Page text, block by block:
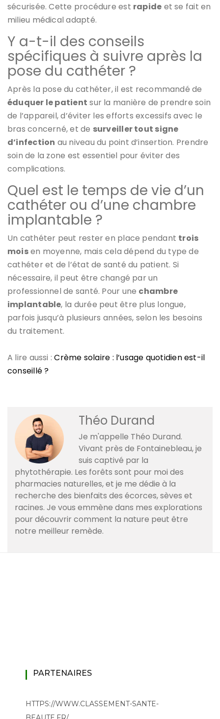
sécurisée. Cette procédure est rapide et se fait en
milieu médical adapté.
Y a-t-il des conseils
spécifiques à suivre après la
pose du cathéter ?
Après la pose du cathéter, il est recommandé de
éduquer le patient sur la manière de prendre soin
de l’appareil, d’éviter les efforts excessifs avec le
bras concerné, et de surveiller tout signe
d’infection au niveau du point d’insertion. Prendre
soin de la zone est essentiel pour éviter des
complications.
Quel est le temps de vie d’un
cathéter ou d’une chambre
implantable ?
Un cathéter peut rester en place pendant trois
moisen moyenne, mais cela dépend du type de
cathéter et de l’état de santé du patient. Si
nécessaire, il peut être changé par un
professionnel de santé. Pour une chambre
implantable, la durée peut être plus longue,
parfois jusqu’à plusieurs années, selon les besoins
du traitement.
A lire aussi :Crème solaire : l’usage quotidien est-il
conseillé ?
Théo Durand
Je m'appelle Théo Durand.
Vivant près de Fontainebleau, je
suis captivé par la
phytothérapie. Les forêts sont pour moi des
pharmacies naturelles, et je me dédie à la
recherche des bienfaits des écorces, sèves et
racines. Je vous emmène dans mes explorations
pour découvrir comment la nature peut être
notre meilleur remède.
PARTENAIRES
HTTPS://WWW.CLASSEMENT-SANTE-